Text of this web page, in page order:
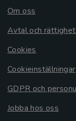
Om oss
Avtal och
Cookies
Cookieinställningar
GDPR och
Jobba hos oss